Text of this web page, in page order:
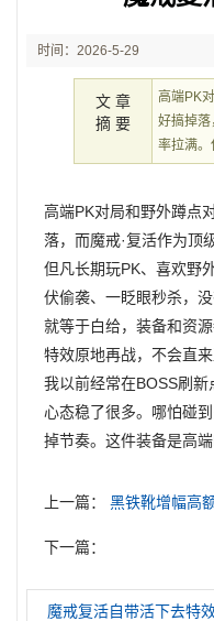
时间：2026-5-29
21:49:54
文 章
摘 要
高端PK
好搞掉落
率拉满
高端PK对局和野外蹲点
落，而魔戒·复活作为顶
但凡长期玩PK、喜欢野
伏偷袭、一眨眼秒杀，
就等于白给，装备和资
特效原地再战，不会直
我以前经常在BOSS刷
心态稳了很多。哪怕碰
掉节奏。这件装备是高
上一篇：黑铁靴增幅高
下一篇：
魔戒复活自带活下去特